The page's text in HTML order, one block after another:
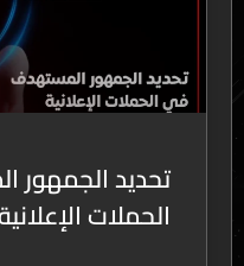
تحديد
الحملات